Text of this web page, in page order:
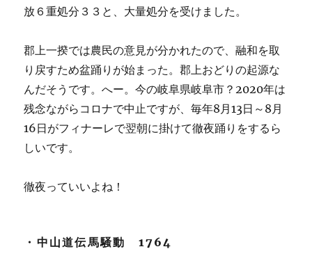
放６重処分３３と、大量処分を受けました。
郡上一揆では農民の意見が分かれたので、融和を取
り戻すため盆踊りが始まった。郡上おどりの起源な
んだそうです。へー。今の岐阜県岐阜市？2020年は
残念ながらコロナで中止ですが、毎年8月13日～8月
16日がフィナーレで翌朝に掛けて徹夜踊りをするら
しいです。
徹夜っていいよね！
・中山道伝馬騒動 1764